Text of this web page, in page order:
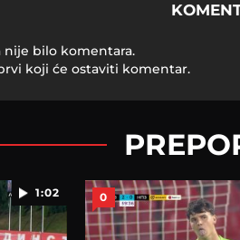
nije bilo komentara.
koji će ostaviti komentar.
1:02 0